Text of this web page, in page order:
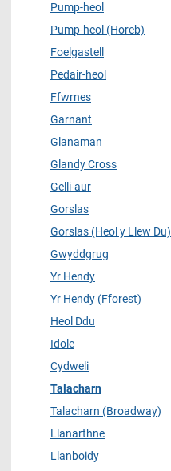
Pump-heol
Pump-heol (Horeb)
Foelgastell
Pedair-heol
Ffwrnes
Garnant
Glanaman
Glandy Cross
Gelli-aur
Gorslas
Gorslas (Heol y Llew Du)
Gwyddgrug
Yr Hendy
Yr Hendy (Fforest)
Heol Ddu
Idole
Cydweli
Talacharn
Talacharn (Broadway)
Llanarthne
Llanboidy